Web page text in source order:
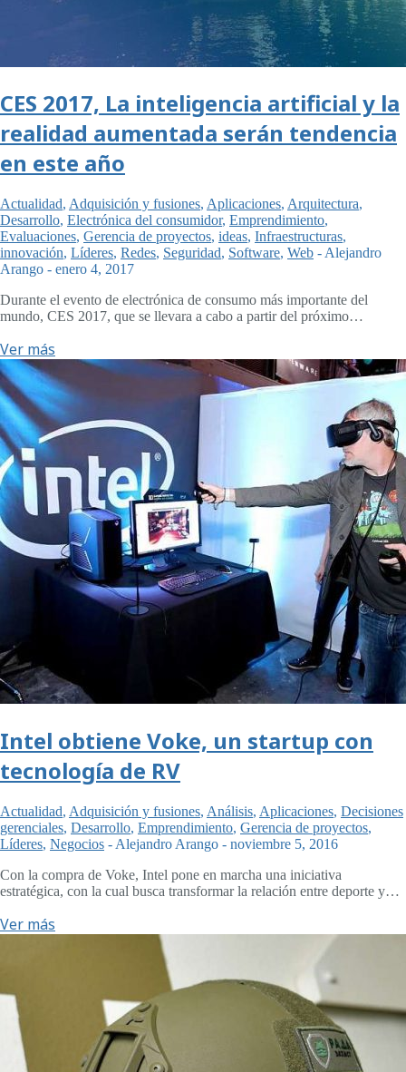
CES 2017, La inteligencia artificial y la
realidad aumentada serán tendencia
en este año
Actualidad, Adquisición y fusiones, Aplicaciones, Arquitectura,
Desarrollo, Electrónica del consumidor, Emprendimiento,
Evaluaciones, Gerencia de proyectos, ideas, Infraestructuras,
innovación, Líderes, Redes, Seguridad, Software, Web - Alejandro
Arango - enero 4, 2017
Durante el evento de electrónica de consumo más importante del
mundo, CES 2017, que se llevara a cabo a partir del próximo…
Ver más
Intel obtiene Voke, un startup con
tecnología de RV
Actualidad, Adquisición y fusiones, Análisis, Aplicaciones, Decisiones
gerenciales, Desarrollo, Emprendimiento, Gerencia de proyectos,
Líderes, Negocios - Alejandro Arango - noviembre 5, 2016
Con la compra de Voke, Intel pone en marcha una iniciativa
estratégica, con la cual busca transformar la relación entre deporte y…
Ver más